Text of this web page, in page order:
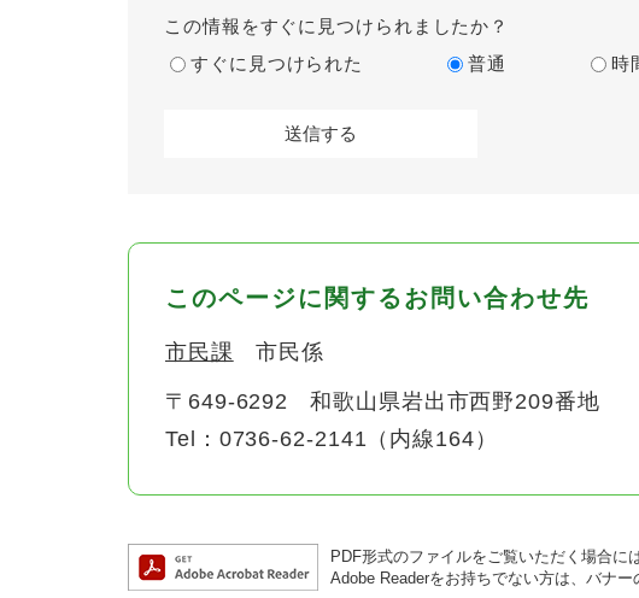
この情報をすぐに見つけられましたか？
すぐに見つけられた
普通 時
このページに関するお問い合わせ先
市民課 市民係
〒649-6292
和歌山県岩出市西野209番地
Tel：0736-62-2141（内線164）
PDF形式のファイルをご覧いただく場合に
Adobe Readerをお持ちでない方は、バナ